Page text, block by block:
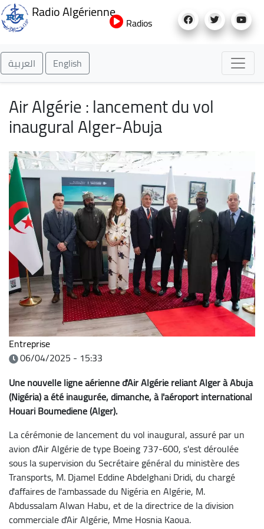
au
Radio Algérienne
Radios
العربية English
Air Algérie : lancement du vol
inaugural Alger-Abuja
Entreprise
06/04/2025 - 15:33
Une nouvelle ligne aérienne d'Air Algérie reliant Alger à Abuja
(Nigéria) a été inaugurée, dimanche, à l'aéroport international
Houari Boumediene (Alger).
La cérémonie de lancement du vol inaugural, assuré par un
avion d'Air Algérie de type Boeing 737-600, s'est déroulée
sous la supervision du Secrétaire général du ministère des
Transports, M. Djamel Eddine Abdelghani Dridi, du chargé
d'affaires de l'ambassade du Nigéria en Algérie, M.
Abdussalam Alwan Habu, et de la directrice de la division
commerciale d'Air Algérie, Mme Hosnia Kaoua.